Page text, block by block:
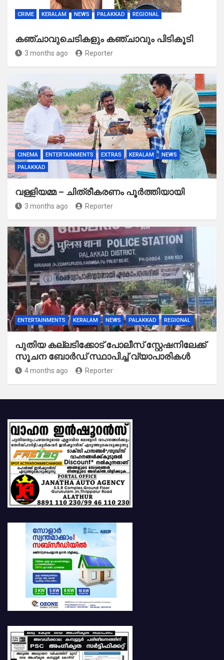
CRIME KERALAM NEWS PALAKKAD REGIONAL
കഞ്ചാവുചെടികളും കഞ്ചാവും പിടികൂടി
3 months ago Reporter
CINEMA ENTERTAINMENTS EXTRAS KERALAM
NEWS
PALAKKAD
വള്ളിയമ്മ – ചിത്രീകരണം പൂർത്തിയായി
3 months ago Reporter
ENTERTAINMENTS KERALAM NEWS PALAKKAD REGIONAL
പുതിയ കല്ലടിക്കോട് പോലീസ് സ്റ്റേഷനിലേക്ക്
സൂചന ബോർഡ് സ്ഥാപിച്ച് വ്യാപാരികൾ
4 months ago Reporter